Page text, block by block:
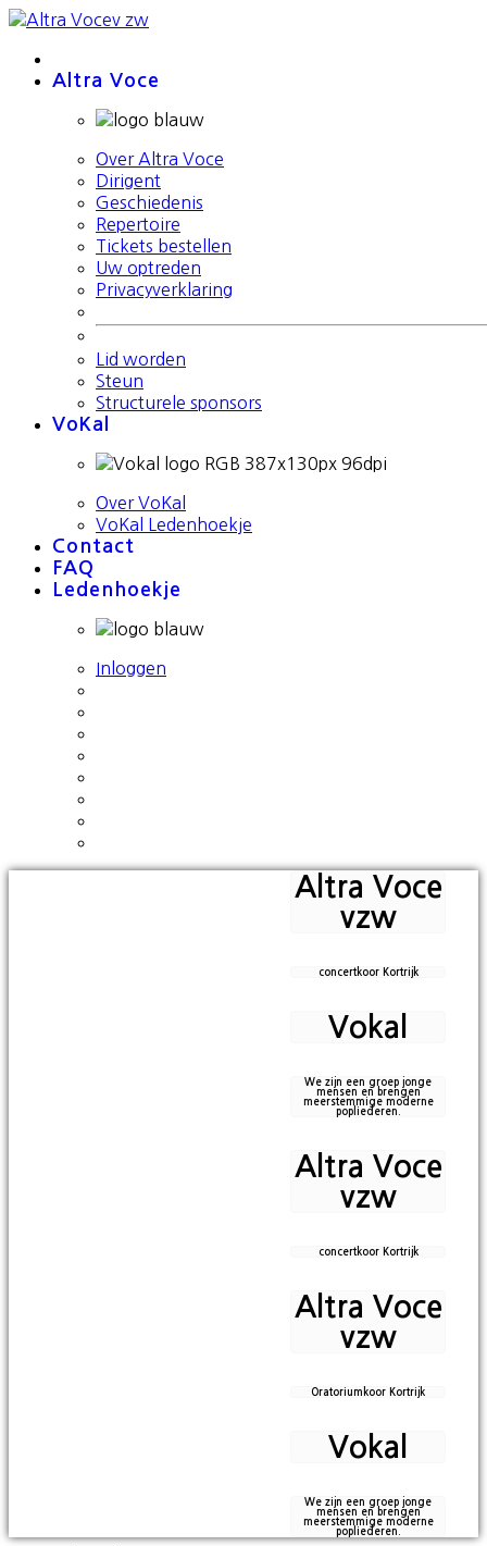
Altra Voce
Over Altra Voce
Dirigent
Geschiedenis
Repertoire
Tickets bestellen
Uw optreden
Privacyverklaring
Lid worden
Steun
Structurele sponsors
VoKal
Over VoKal
VoKal Ledenhoekje
Contact
FAQ
Ledenhoekje
Inloggen
Altra Voce
vzw
concertkoor Kortrijk
Vokal
We zijn een groep jonge
mensen en brengen
meerstemmige moderne
popliederen.
Altra Voce
vzw
concertkoor Kortrijk
Altra Voce
vzw
Oratoriumkoor Kortrijk
Vokal
We zijn een groep jonge
mensen en brengen
meerstemmige moderne
popliederen.